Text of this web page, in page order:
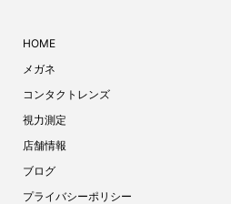
HOME
メガネ
コンタクトレンズ
視力測定
店舗情報
ブログ
プライバシーポリシー